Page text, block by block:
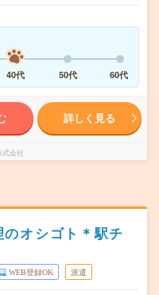
40代 50代 60代
詳しく見る
式会社
オシゴト＊駅チ
WEB登録OK 派遣